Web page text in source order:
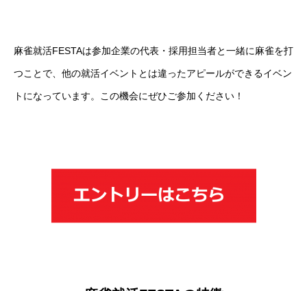
SCHEDULE
麻雀就活FESTAは参加企業の代表・採用担当者と一緒に麻雀を打
つことで、他の就活イベントとは違ったアピールができるイベン
トになっています。この機会にぜひご参加ください！